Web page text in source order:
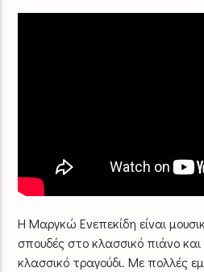
Η Μαργκώ Ενεπεκίδη είναι
σπουδές στο κλασσικό πιάνο και
κλασσικό τραγούδι. Με πολλές